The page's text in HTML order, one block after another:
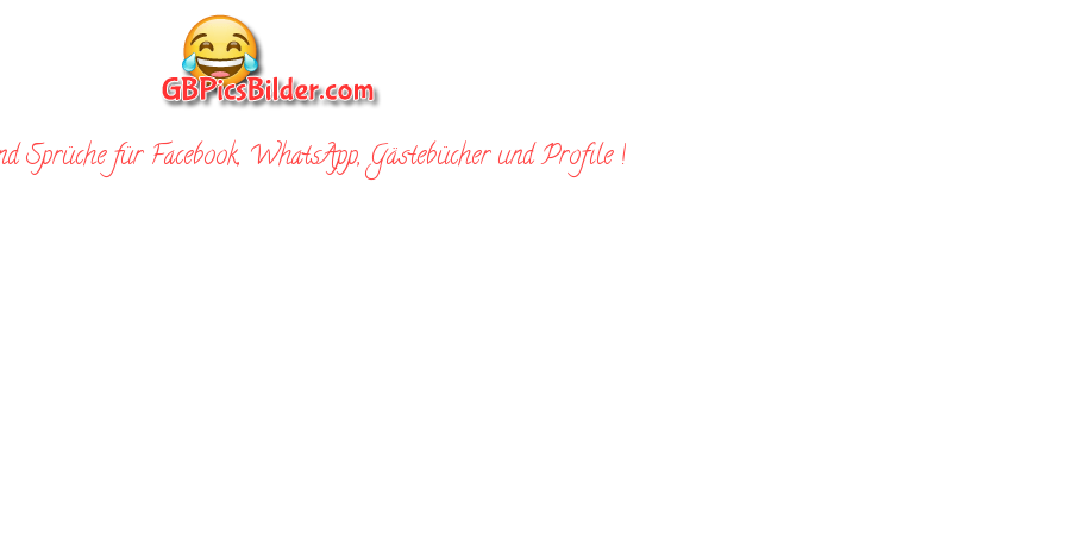
Sprüche für Facebook, WhatsApp, Gästebücher und Profile !